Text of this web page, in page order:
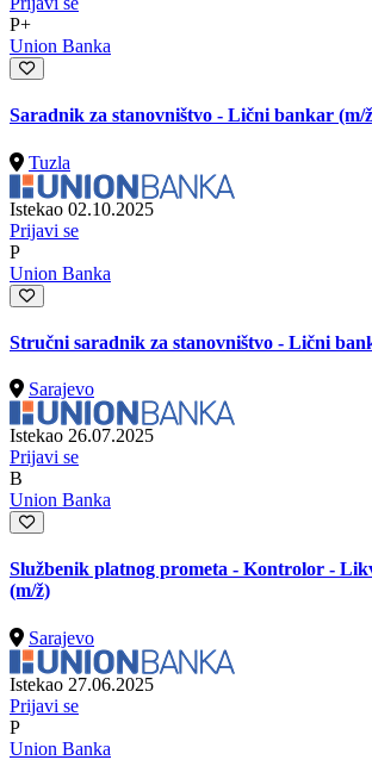
P+
Union Banka
Saradnik za stanovništvo - Lični bankar (m/
Tuzla
Istekao 02.10.2025
Prijavi se
P
Union Banka
Stručni saradnik za stanovništvo - Lični
Sarajevo
Istekao 26.07.2025
Prijavi se
B
Union Banka
Službenik platnog prometa - Kontrolor -
(m/ž)
Sarajevo
Istekao 27.06.2025
Prijavi se
P
Union Banka